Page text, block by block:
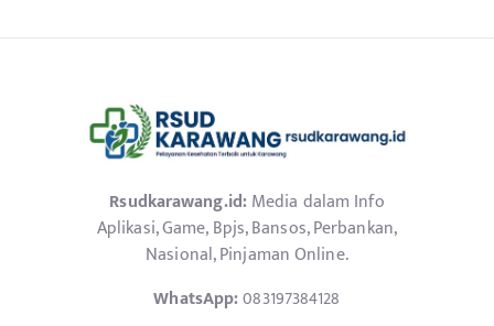
Rsudkarawang.id:Media dalam Info
Aplikasi, Game, Bpjs, Bansos, Perbankan,
Nasional, Pinjaman Online.
WhatsApp:083197384128